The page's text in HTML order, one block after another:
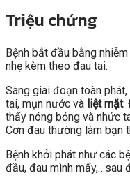
Triệu chứng
Bệnh bắt đầu bằng
nhẹ kèm theo đau tai.
Sang giai đoạn toàn
tai, mụn nước và liệt mặt.
thấy nóng bỏng và nhức
Cơn đau thường làm bạn
Bệnh khởi phát như các
đầu, đau mình mẩy,…sau